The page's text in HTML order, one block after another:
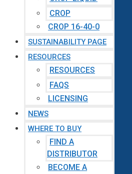
CROP
CROP 16-40-0
SUSTAINABILITY PAGE
RESOURCES
RESOURCES
FAQS
LICENSING
NEWS
WHERE TO BUY
FIND A
DISTRIBUTOR
BECOME A